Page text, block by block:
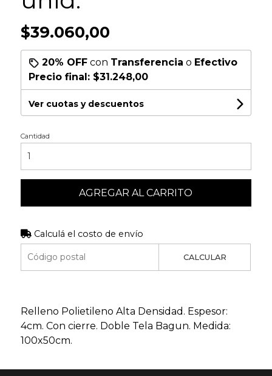
$39.060,00
20% OFFcon Transferencia o Efectivo
Precio final: $31.248,00
Ver cuotas y descuentos
Cantidad
AGREGAR AL CARRITO
Calculá el costo de envío
CALCULAR
Relleno Polietileno Alta Densidad. Espesor:
4cm. Con cierre. Doble Tela Bagun. Medida:
100x50cm.